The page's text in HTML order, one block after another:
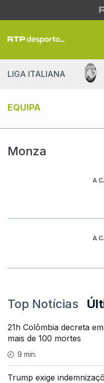
Monza |
LIGA ITALIANA
EQUIPA
Monza
A
A
Top Notícias
21h Colômbia decreta
mais de 100 mortes
9 min.
Trump exige